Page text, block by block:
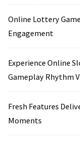
Online Lottery
Engagement
Experience Online
Gameplay Rhythm
Fresh Features
Moments